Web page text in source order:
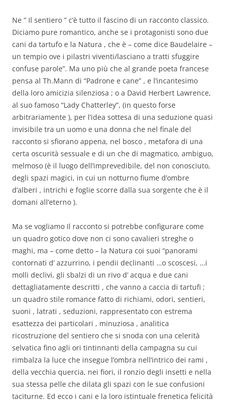
Ne ” Il sentiero ” c’è tutto il fascino di un racconto classico.
Diciamo pure romantico, anche se i protagonisti sono due
cani da tartufo e la Natura , che è – come dice Baudelaire –
un tempio ove i pilastri viventi/lasciano a tratti sfuggire
confuse parole”. Ma uno più che al grande poeta francese
pensa al Th.Mann di “Padrone e cane” , e l’incantesimo
della loro amicizia silenziosa ; o a David Herbert Lawrence,
al suo famoso “Lady Chatterley”, (in questo forse
arbitrariamente ), per l’idea sottesa di una seduzione quasi
invisibile tra un uomo e una donna che nel finale del
racconto si sfiorano appena, nel bosco , metafora di una
certa oscurità sessuale e di un che di magmatico, ambiguo,
melmoso (è il luogo dell’imprevedibile, del non conosciuto,
degli spazi magici, in cui un notturno fiume d’ombre
d’alberi , intrichi e foglie scorre dalla sua sorgente che è il
domani all’eterno ).
Ma se vogliamo Il racconto si potrebbe configurare come
un quadro gotico dove non ci sono cavalieri streghe o
maghi, ma – come detto – la Natura coi suoi “panorami
contornati d’ azzurrino, i pendii declinanti …o scoscesi, …i
molli declivi, gli sbalzi di un rivo d’ acqua e due cani
dettagliatamente descritti , che vanno a caccia di tartufi ;
un quadro stile romance fatto di richiami, odori, sentieri,
suoni , latrati , seduzioni, rappresentato con estrema
esattezza dei particolari , minuziosa , analitica
ricostruzione del sentiero che si snoda con una celerità
selvatica fino agli ori tintinnanti della campagna su cui
rimbalza la luce che insegue l’ombra nell’intrico dei rami ,
della vecchia quercia, nei fiori, il ronzio degli insetti e nella
sua stessa pelle che dilata gli spazi con le sue confusioni
taciturne. Ed ecco i cani e la loro istintuale frenetica felicità